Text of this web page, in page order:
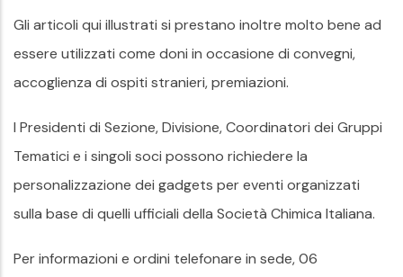
Gli articoli qui illustrati si prestano inoltre molto bene ad
essere utilizzati come doni in occasione di convegni,
accoglienza di ospiti stranieri, premiazioni.
I Presidenti di Sezione, Divisione, Coordinatori dei Gruppi
Tematici e i singoli soci possono richiedere la
personalizzazione dei gadgets per eventi organizzati
sulla base di quelli ufficiali della Società Chimica Italiana.
Per informazioni e ordini telefonare in sede, 06